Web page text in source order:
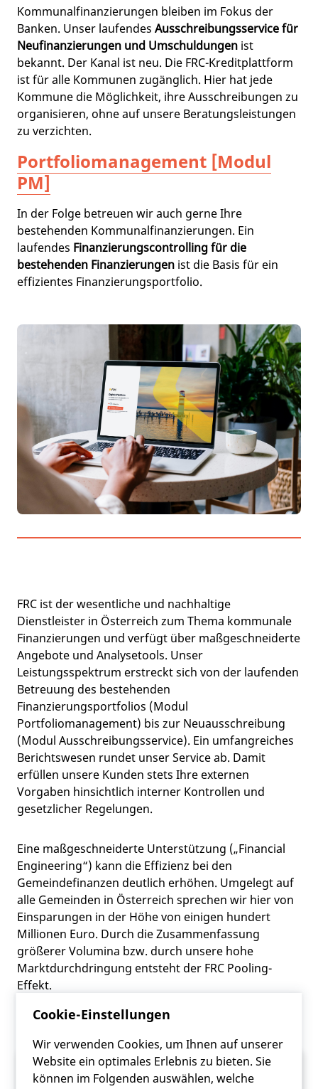
Cookie-Einstellungen
Wir verwenden Cookies, um Ihnen auf unserer
Website ein optimales Erlebnis zu bieten. Sie
können im Folgenden auswählen, welche
Kommunalfinanzierungen bleiben im Fokus der
Banken. Unser laufendes Ausschreibungsservice für
Neufinanzierungen und Umschuldungen ist
bekannt. Der Kanal ist neu. Die FRC-Kreditplattform
ist für alle Kommunen zugänglich. Hier hat jede
Kommune die Möglichkeit, ihre Ausschreibungen zu
organisieren, ohne auf unsere Beratungsleistungen
zu verzichten.
Portfoliomanagement [Modul
PM]
In der Folge betreuen wir auch gerne Ihre
bestehenden Kommunalfinanzierungen. Ein
laufendes Finanzierungscontrolling für die
bestehenden Finanzierungen ist die Basis für ein
effizientes Finanzierungsportfolio.
FRC ist der wesentliche und nachhaltige
Dienstleister in Österreich zum Thema kommunale
Finanzierungen und verfügt über maßgeschneiderte
Angebote und Analysetools. Unser
Leistungsspektrum erstreckt sich von der laufenden
Betreuung des bestehenden
Finanzierungsportfolios (Modul
Portfoliomanagement) bis zur Neuausschreibung
(Modul Ausschreibungsservice). Ein umfangreiches
Berichtswesen rundet unser Service ab. Damit
erfüllen unsere Kunden stets Ihre externen
Vorgaben hinsichtlich interner Kontrollen und
gesetzlicher Regelungen.
Eine maßgeschneiderte Unterstützung („Financial
Engineering“) kann die Effizienz bei den
Gemeindefinanzen deutlich erhöhen. Umgelegt auf
alle Gemeinden in Österreich sprechen wir hier von
Einsparungen in der Höhe von einigen hundert
Millionen Euro. Durch die Zusammenfassung
größerer Volumina bzw. durch unsere hohe
Marktdurchdringung entsteht der FRC Pooling-
Effekt.